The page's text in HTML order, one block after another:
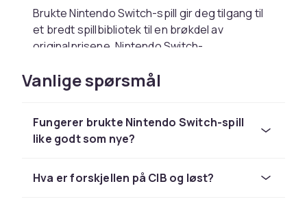
Brukte Nintendo Switch-spill gir deg tilgang til
et bredt spillbibliotek til en brøkdel av
originalprisene. Nintendo Switch-
Pokémon. Populære titler inkluderer Mario Kart
8 Deluxe, Zelda: Breath of the Wild, Animal
Tips for kjøp av brukte
CD-disker: inspiser for riper og rengjør
Vanlige spørsmål
Fungerer brukte Nintendo Switch-spill
like godt som nye?
Hva er forskjellen på CIB og løst?